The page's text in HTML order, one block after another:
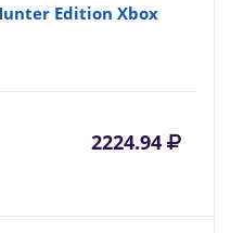
Edition Xbox
2224.94